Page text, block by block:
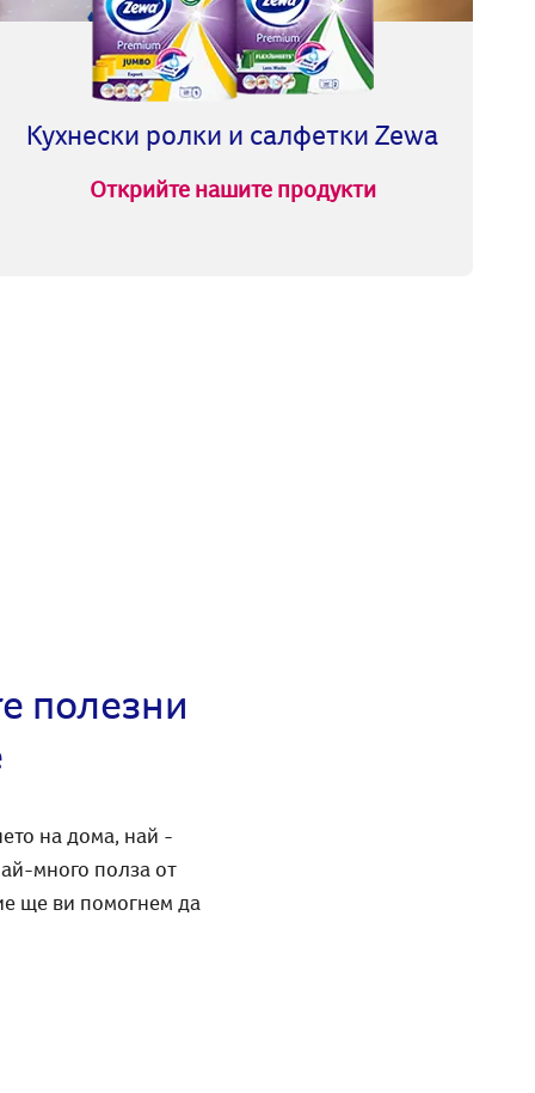
Кухнески ролки и салфетки Zewa
Открийте нашите продукти
полезни
на дома, най -
много полза от
ще ви помогнем да